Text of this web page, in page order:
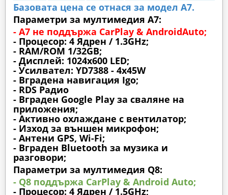
Базовата цена се отнася за модел А7.
Параметри за мултимедия A7:
- A7 не поддържа CarPlay & AndroidAuto;
- Процесор: 4 Ядрен / 1.3GHz;
- RAM/ROM 1/32GB;
- Дисплей: 1024х600 LED;
- Усилвател: YD7388 - 4x45W
- Вградена навигация Igo;
- RDS Радио
- Вграден Google Play за сваляне на
приложения;
- Активно охлаждане с вентилатор;
- Изход за външен микрофон;
- Антени GPS, Wi-Fi;
- Вграден Bluetooth за музика и
разговори;
Параметри за мултимедия Q8:
- Q8 поддържа CarPlay & Android Auto;
- Процесор: 4 Ядрен / 1.5GHz;